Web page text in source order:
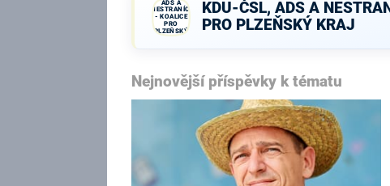
ADS A
NESTRANÍCI
- KOALICE
PRO
PLZEŇSKÝ
KRAJ
KDU-ČSL, ADS A
PRO PLZEŇSKÝ KRAJ
Nejnovější příspěvky k tématu